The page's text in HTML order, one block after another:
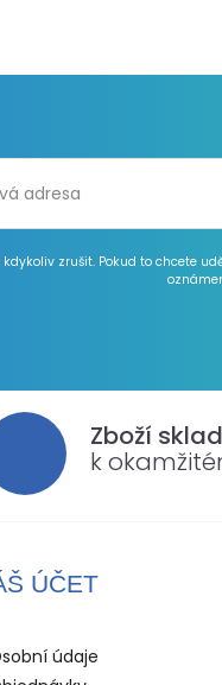
kdykoliv zrušit. Pokud to chcete
Zboží
k
ÚČET
údaje